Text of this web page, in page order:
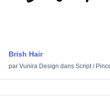
Brish Hair
par Vunira Design dans Script/